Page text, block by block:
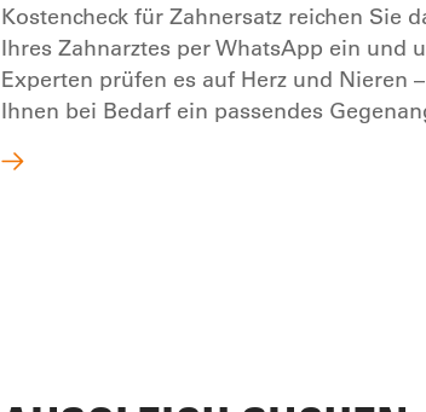
Kostencheck für Zahnersatz reichen Sie
Ihres Zahnarztes per WhatsApp ein und
Experten prüfen es auf Herz und Nieren
Ihnen bei Bedarf ein passendes